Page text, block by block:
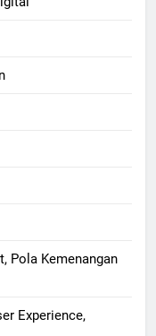
Pola Kemenangan
Experience,